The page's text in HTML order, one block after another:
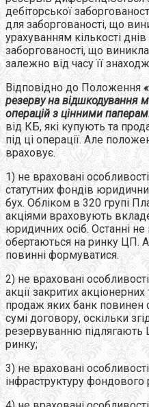
дебіторської
для заборгованості, що
урахуванням кількості
заборгованості, що
залежно від часу її
Відповідно до Положення
резерву на відшкодування
операцій з цінними
від КБ, які купують та
під ці операції. Але
враховує.
1) не враховані
статутних фондів
бух. Обліком в 320 групі
акціями враховують
юридичних осіб. Останні
обертаються на ринку ЦП.
повинні формуватися.
2) не враховані
акції закритих
продаж яких банк повинен
сумі договору, оскільки
резервуванню підлягають
ринку;
3) не враховані
інфраструктуру фондового